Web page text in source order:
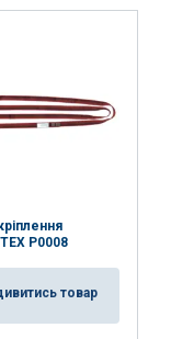
P0008
товар